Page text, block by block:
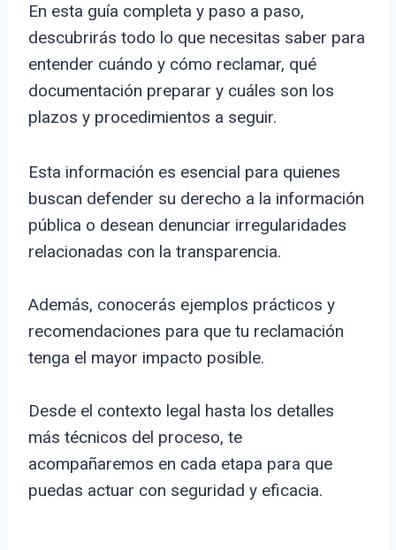
En esta guía completa y paso a paso,
descubrirás todo lo que necesitas saber para
entender cuándo y cómo reclamar, qué
documentación preparar y cuáles son los
plazos y procedimientos a seguir.
Esta información es esencial para quienes
buscan defender su derecho a la información
pública o desean denunciar irregularidades
relacionadas con la transparencia.
Además, conocerás ejemplos prácticos y
recomendaciones para que tu reclamación
tenga el mayor impacto posible.
Desde el contexto legal hasta los detalles
más técnicos del proceso, te
acompañaremos en cada etapa para que
puedas actuar con seguridad y eficacia.